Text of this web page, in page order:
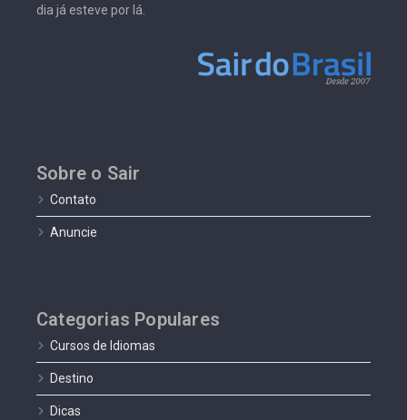
dia já esteve por lá.
Sobre o Sair
Contato
Anuncie
Categorias Populares
Cursos de Idiomas
Destino
Dicas